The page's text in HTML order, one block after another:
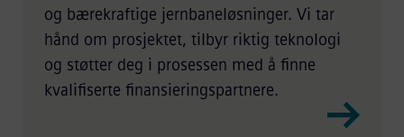
og bærekraftige jernbaneløsninger. Vi tar
hånd om prosjektet, tilbyr riktig teknologi
og støtter deg i prosessen med å finne
kvalifiserte finansieringspartnere.